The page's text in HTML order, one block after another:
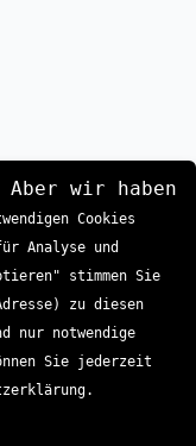
wir haben
Cookies
Analyse und
stimmen Sie
zu diesen
nur notwendige
Sie jederzeit